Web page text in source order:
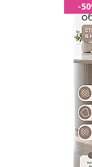
-